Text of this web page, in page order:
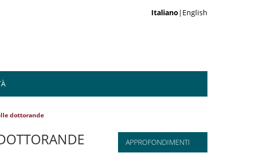
Italiano |English
dottorande
APPROFONDIMENTI